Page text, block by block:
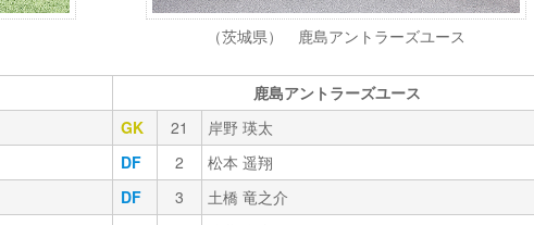
（茨城県） 鹿島アントラーズユース
鹿島アントラーズユース
GK 21
岸野 瑛太
DF 2
松本 遥翔
DF 3
土橋 竜之介